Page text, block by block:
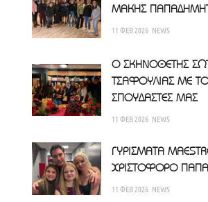
ΜΑΚΗΣ
11 ΦΕΒ 2026 NEWS
Ο ΣΚΗΝΟΘΕΤΗΣ
ΤΣΑΦΟΥΛΙΑΣ ΜΕ
ΣΠΟΥΔΑΣΤΕΣ ΜΑΣ
11 ΦΕΒ 2026 NEWS
ΓΥΡΙΣΜΑΤΑ
ΧΡΙΣΤΟΦΟΡΟ
11 ΦΕΒ 2026 NEWS